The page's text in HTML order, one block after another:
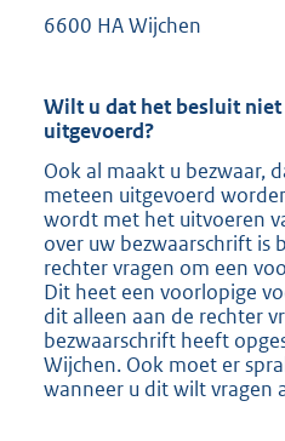
6600 HA Wijchen
Wilt u dat het besluit
uitgevoerd?
Ook al maakt u bezwaar,
meteen uitgevoerd
wordt met het uitvoeren
over uw bezwaarschrift is
rechter vragen om een
Dit heet een voorlopige
dit alleen aan de rechter
bezwaarschrift heeft
Wijchen. Ook moet er
wanneer u dit wilt vragen